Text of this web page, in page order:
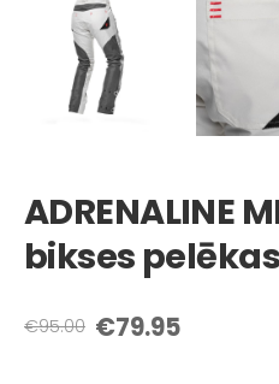
ADRENALINE
bikses pelēkas
€95.00 €79.95